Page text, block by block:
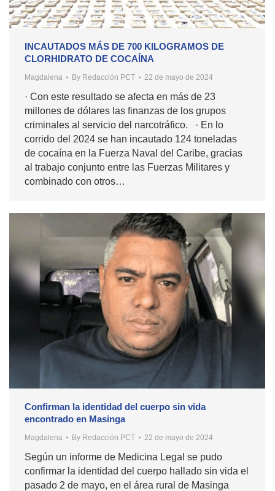
INCAUTADOS MÁS DE 700 KILOGRAMOS DE
CLORHIDRATO DE COCAÍNA
Magdalena By Redacción PCT 22 de mayo de 2024
· Con este resultado se afecta en más de 23
millones de dólares las finanzas de los grupos
criminales al servicio del narcotráfico. · En lo
corrido del 2024 se han incautado 124 toneladas
de cocaína en la Fuerza Naval del Caribe, gracias
al trabajo conjunto entre las Fuerzas Militares y
combinado con otros…
Confirman la identidad del cuerpo sin vida
encontrado en Masinga
Magdalena By Redacción PCT 22 de mayo de 2024
Según un informe de Medicina Legal se pudo
confirmar la identidad del cuerpo hallado sin vida el
pasado 2 de mayo, en el área rural de Masinga